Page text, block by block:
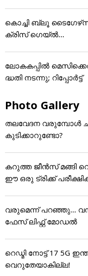
കൊച്ചി ബ്ലൂ
ക്രിസ് ഗെയ്ല്‍...
ലോകകപ്പിൽ
ദ്ധതി നടന്നു; റിപ്പോർട്ട്
Photo Gallery
തലവേദന വരുമ്പോൾ
കുടിക്കാറുണ്ടോ?
കറുത്ത ജീൻസ് മങ്ങി
ഈ ഒരു ട്രിക്ക്
വരുമെന്ന് പറഞ്ഞു...
ഫേസ് ലിഫ്റ്റ് മോഡൽ
റെഡ്മി നോട്ട് 17 5G
വെറുതേയാകില്ല!